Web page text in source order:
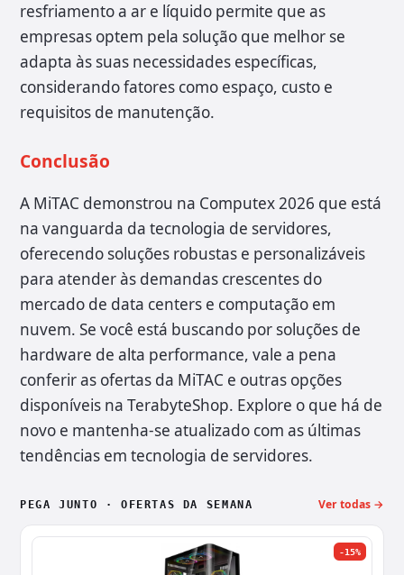
resfriamento a ar e líquido permite que as
empresas optem pela solução que melhor se
adapta às suas necessidades específicas,
considerando fatores como espaço, custo e
requisitos de manutenção.
Conclusão
A MiTAC demonstrou na Computex 2026 que está
na vanguarda da tecnologia de servidores,
oferecendo soluções robustas e personalizáveis
para atender às demandas crescentes do
mercado de data centers e computação em
nuvem. Se você está buscando por soluções de
hardware de alta performance, vale a pena
conferir as ofertas da MiTAC e outras opções
disponíveis na TerabyteShop. Explore o que há de
novo e mantenha-se atualizado com as últimas
tendências em tecnologia de servidores.
PEGA JUNTO · OFERTAS DA SEMANA Ver todas →
-15%